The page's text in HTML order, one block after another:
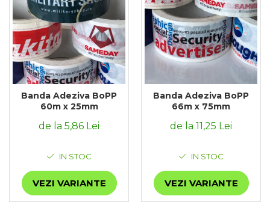
Banda Adeziva BoPP
60m x 25mm
de la 5,86 Lei
IN STOC
VEZI VARIANTE
Banda Adeziva BoPP
66m x 75mm
de la 11,25 Lei
IN STOC
VEZI VARIANTE